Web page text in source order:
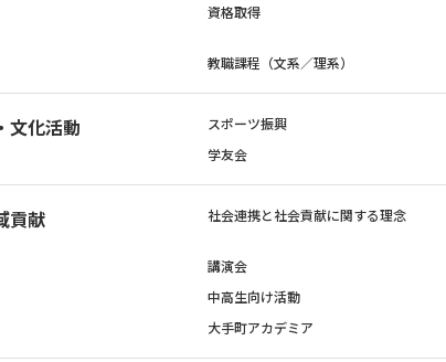
資格取得
教職課程（文系／理系）
文化活動 スポーツ振興
学友会
貢献 社会連携と社会貢献に関する理念
講演会
中高生向け活動
大手町アカデミア